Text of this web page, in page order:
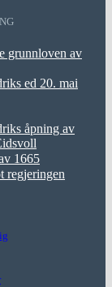
grunnloven av
ed 20. mai
åpning av
1665
regjeringen